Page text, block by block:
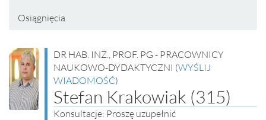
Osiągnięcia
DR HAB. INŻ., PROF. PG - PRACOWNICY
NAUKOWO-DYDAKTYCZNI (WYŚLIJ
WIADOMOŚĆ)
Stefan Krakowiak (315)
Konsultacje: Proszę uzupełnić